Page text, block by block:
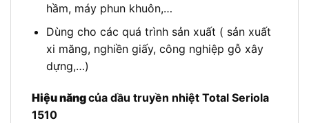
hầm, máy phun khuôn,…
Dùng cho các quá trình sản xuất ( sản xuất
xi măng, nghiền giấy, công nghiệp gỗ xây
dựng,…)
Hiệu năngcủa dầu truyền nhiệt Total Seriola
1510